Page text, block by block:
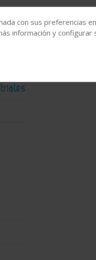
con sus preferencias
información y configurar